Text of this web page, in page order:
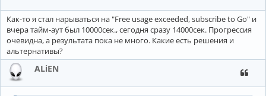
Как-то я стал нарываться на "Free usage exceeded, subscribe to Go" и
вчера тайм-аут был 10000сек., сегодня сразу 14000сек. Прогрессия
очевидна, а результата пока не много. Какие есть решения и
альтернативы?
ALiEN